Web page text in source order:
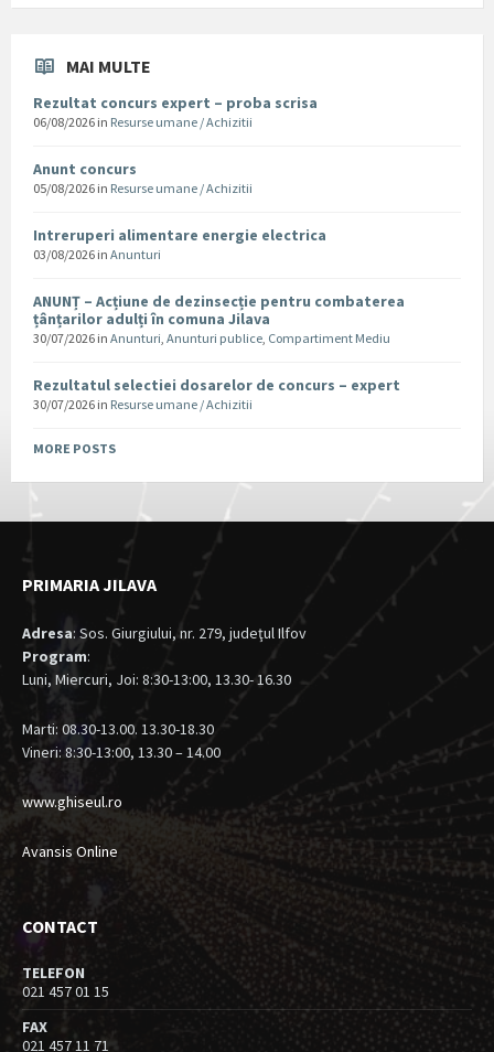
MAI MULTE
Rezultat concurs expert – proba scrisa
06/08/2026 in Resurse umane / Achizitii
Anunt concurs
05/08/2026 in Resurse umane / Achizitii
Intreruperi alimentare energie electrica
03/08/2026 in Anunturi
ANUNȚ – Acțiune de dezinsecție pentru combaterea
țânțarilor adulți în comuna Jilava
30/07/2026 in Anunturi, Anunturi publice, Compartiment Mediu
Rezultatul selectiei dosarelor de concurs – expert
30/07/2026 in Resurse umane / Achizitii
MORE POSTS
PRIMARIA JILAVA
Adresa: Sos. Giurgiului, nr. 279, judeţul Ilfov
Program:
Luni, Miercuri, Joi: 8:30-13:00, 13.30- 16.30
Marti: 08.30-13.00. 13.30-18.30
Vineri: 8:30-13:00, 13.30 – 14.00
www.ghiseul.ro
Avansis Online
CONTACT
TELEFON
021 457 01 15
FAX
021 457 11 71